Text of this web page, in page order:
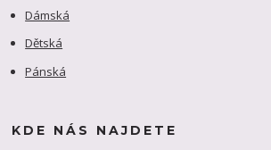
Dámská
Dětská
Pánská
KDE NÁS NAJDETE